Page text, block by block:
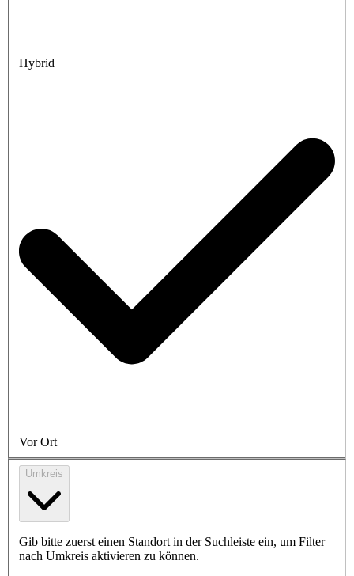
Hybrid
Vor Ort
Umkreis
Gib bitte zuerst einen Standort in der Suchleiste ein, um Filter
nach Umkreis aktivieren zu können.